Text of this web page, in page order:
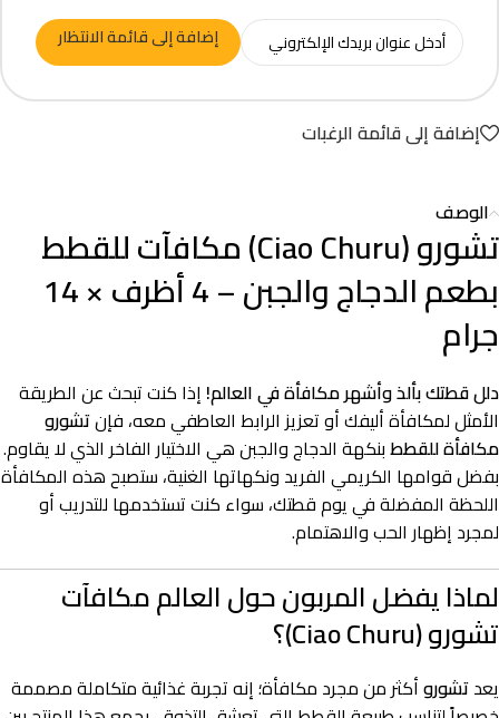
إضافة إلى قائمة الانتظار
إضافة إلى قائمة الرغبات
الوصف
تشورو (Ciao Churu) مكافآت للقطط
بطعم الدجاج والجبن – 4 أظرف × 14
جرام
دلل قطتك بألذ وأشهر مكافأة في العالم! إذا كنت تبحث عن الطريقة
الأمثل لمكافأة أليفك أو تعزيز الرابط العاطفي معه، فإنتشورو
مكافأة للقططبنكهة الدجاج والجبن هي الاختيار الفاخر الذي لا يقاوم.
بفضل قوامها الكريمي الفريد ونكهاتها الغنية، ستصبح هذه المكافأة
اللحظة المفضلة في يوم قطتك، سواء كنت تستخدمها للتدريب أو
لمجرد إظهار الحب والاهتمام.
لماذا يفضل المربون حول العالم مكافآت
تشورو (Ciao Churu)؟
يعدتشوروأكثر من مجرد مكافأة؛ إنه تجربة غذائية متكاملة مصممة